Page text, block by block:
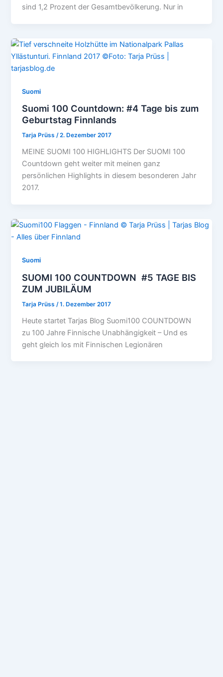
sind 1,2 Prozent der Gesamtbevölkerung. Nur in
Suomi
Suomi 100 Countdown: #4 Tage bis zum
Geburtstag Finnlands
Tarja Prüss/2. Dezember 2017
MEINE SUOMI 100 HIGHLIGHTS Der SUOMI 100
Countdown geht weiter mit meinen ganz
persönlichen Highlights in diesem besonderen Jahr
2017.
Suomi
SUOMI 100 COUNTDOWN #5 TAGE BIS
ZUM JUBILÄUM
Tarja Prüss /1. Dezember 2017
Heute startet Tarjas Blog Suomi100 COUNTDOWN
zu 100 Jahre Finnische Unabhängigkeit – Und es
geht gleich los mit Finnischen Legionären